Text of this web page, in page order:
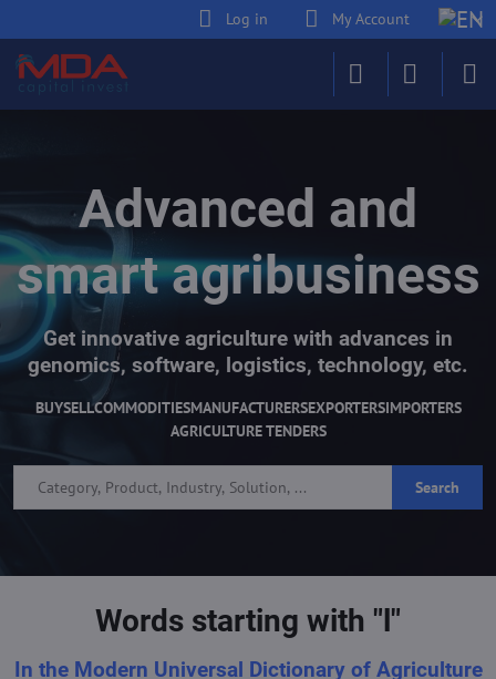
Log in My Account
Advanced and
smart agribusiness
Get innovative agriculture with advances in
genomics, software, logistics, technology, etc.
BUYSELLCOMMODITIESMANUFACTURERSEXPORTERSIMPORTERS
AGRICULTURE TENDERS
Search
Words starting with "l"
In the Modern Universal Dictionary of Agriculture